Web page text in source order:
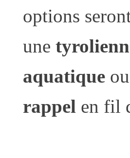
options
une
aquatique
rappel en fil